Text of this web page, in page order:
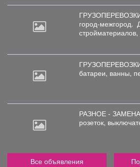
город-межгород.
стройматериалов,
батареи, ванны,
РАЗНОЕ - ЗАМЕНА
розеток,
Все объявления